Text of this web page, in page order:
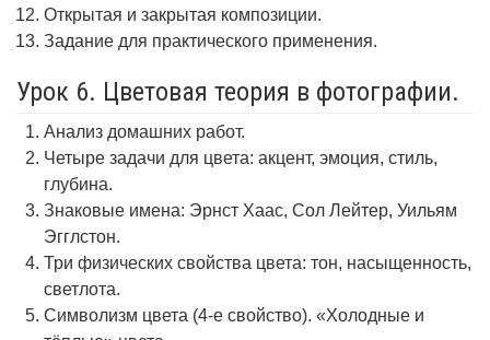
Открытая и закрытая композиции.
Задание для практического применения.
Урок 6. Цветовая теория в фотографии.
Анализ домашних работ.
Четыре задачи для цвета: акцент, эмоция, стиль,
глубина.
Знаковые имена: Эрнст Хаас, Сол Лейтер, Уильям
Эгглстон.
Три физических свойства цвета: тон, насыщенность,
светлота.
Символизм цвета (4-е свойство). «Холодные и